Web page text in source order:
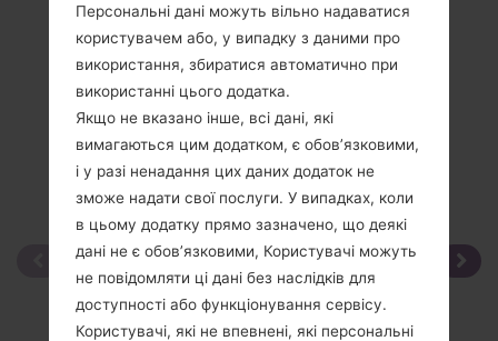
Порівняти
Персональні дані можуть вільно надаватися
користувачем або, у випадку з даними про
використання, збиратися автоматично при
використанні цього додатка.
Якщо не вказано інше, всі дані, які
вимагаються цим додатком, є обов’язковими,
і у разі ненадання цих даних додаток не
зможе надати свої послуги. У випадках, коли
в цьому додатку прямо зазначено, що деякі
дані не є обов’язковими, Користувачі можуть
не повідомляти ці дані без наслідків для
доступності або функціонування сервісу.
Користувачі, які не впевнені, які персональні